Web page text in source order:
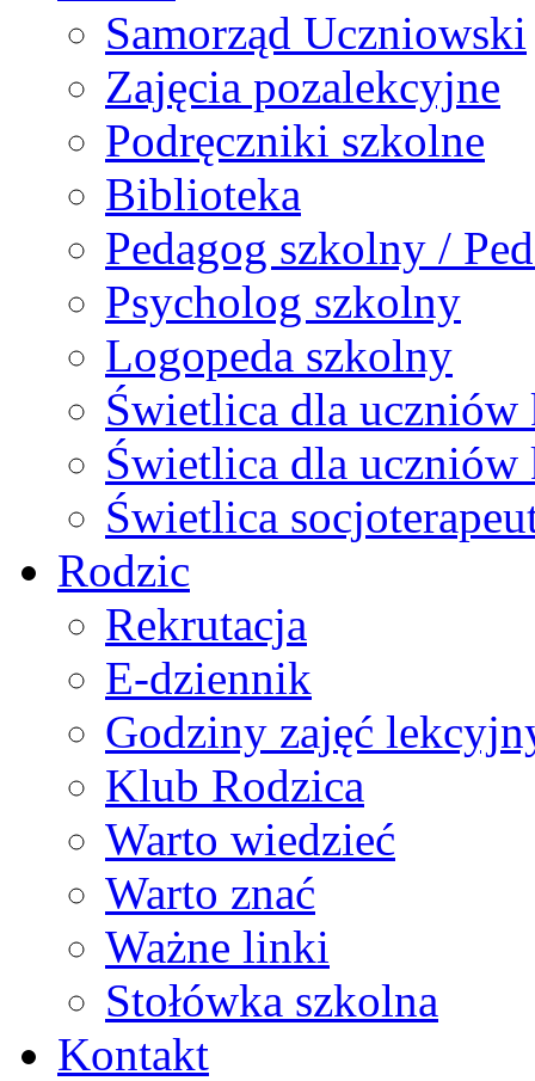
Samorząd Uczniowski
Zajęcia pozalekcyjne
Podręczniki szkolne
Biblioteka
Pedagog szkolny /
Psycholog szkolny
Logopeda szkolny
Świetlica dla uczniów
Świetlica dla
Świetlica
Rodzic
Rekrutacja
E-dziennik
Godziny zajęć
Klub Rodzica
Warto wiedzieć
Warto znać
Ważne linki
Stołówka szkolna
Kontakt